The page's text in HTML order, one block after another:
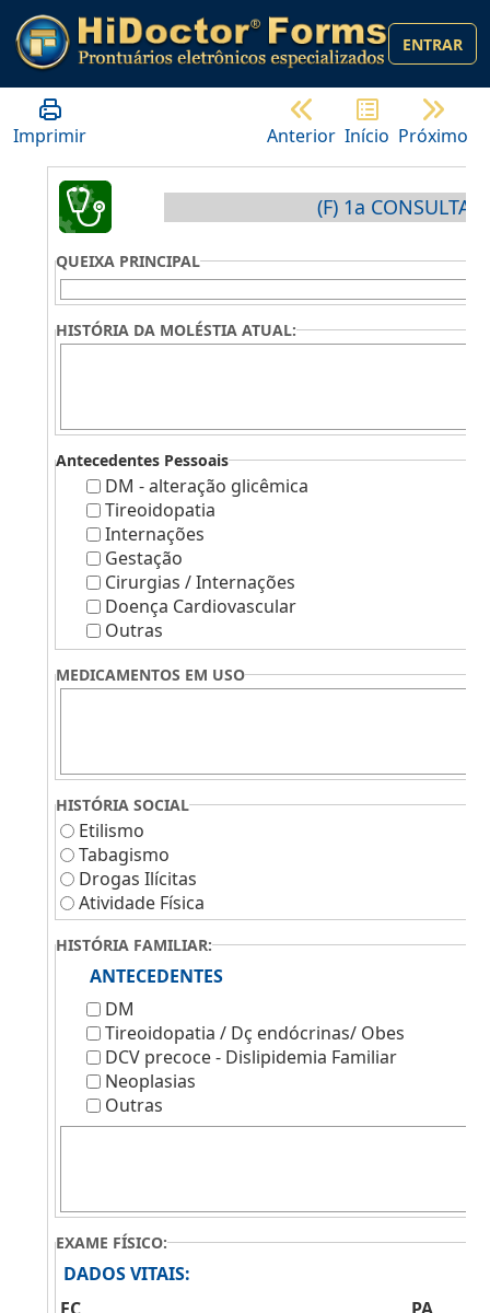
ENTRAR
Imprimir Anterior Início Próximo
(F) 1a CONSULTA
QUEIXA PRINCIPAL
HISTÓRIA DA MOLÉSTIA ATUAL:
Antecedentes Pessoais
DM - alteração glicêmica
Tireoidopatia
Internações
Gestação
Cirurgias / Internações
Doença Cardiovascular
Outras
MEDICAMENTOS EM USO
HISTÓRIA SOCIAL
Etilismo
Tabagismo
Drogas Ilícitas
Atividade Física
HISTÓRIA FAMILIAR:
ANTECEDENTES
DM
Tireoidopatia / Dç endócrinas/ Obes
DCV precoce - Dislipidemia Familiar
Neoplasias
Outras
EXAME FÍSICO:
DADOS VITAIS: